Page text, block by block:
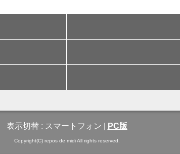
表示切替 : スマートフォン PC版
Copyright(C) repos de midi All rights reserved.